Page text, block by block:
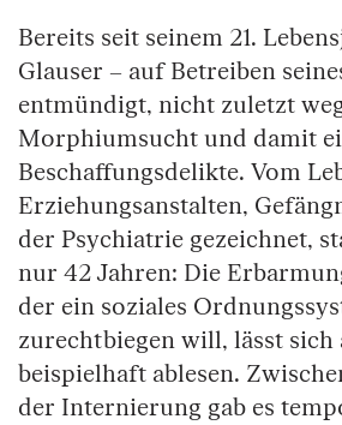
Bereits seit seinem 21.
Glauser – auf Betreiben
entmündigt, nicht zuletzt
Morphiumsucht und damit
Beschaffungsdelikte. Vom
Erziehungsanstalten,
der Psychiatrie gezeichnet,
nur 42 Jahren: Die
der ein soziales
zurechtbiegen will, lässt sich
beispielhaft ablesen.
der Internierung gab es